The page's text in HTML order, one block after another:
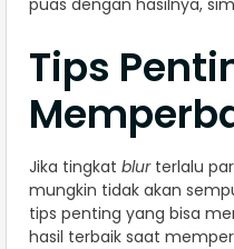
Tips
Jika tingkat blurterlalu
mungkin tidak akan
tips penting yang bisa
hasil terbaik saat